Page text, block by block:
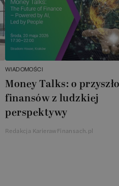
WIADOMOŚCI
Money Talks: o
finansów z ludzkiej
perspektywy
Redakcja KarierawFinansach.pl